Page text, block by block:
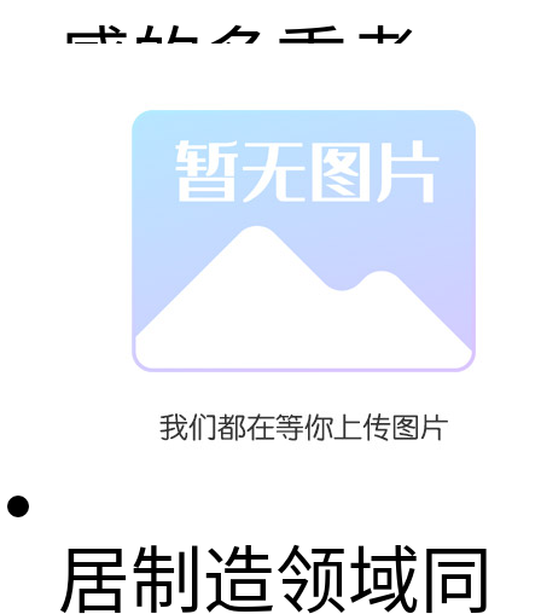
感的多重考
量。江苏，这
一历史悠久、
文化底蕴深厚
居制造领域同